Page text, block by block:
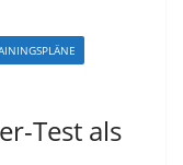
Test als